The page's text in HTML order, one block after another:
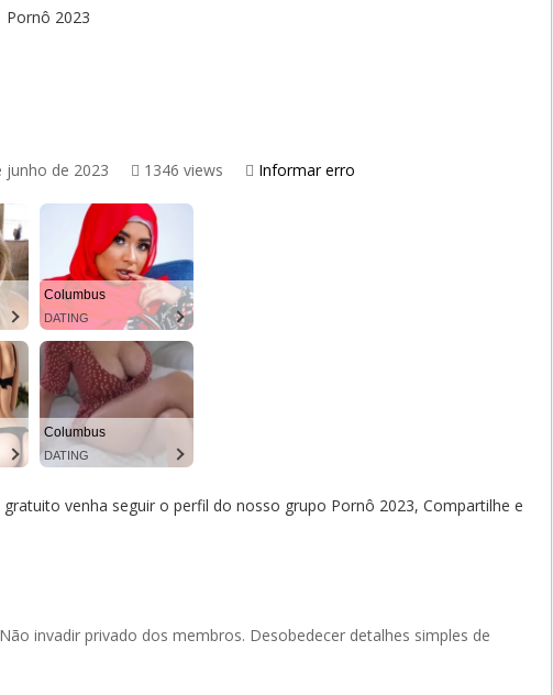
junho de 2023 1346 views Informar erro
Columbus
DATING
Columbus
DATING
venha seguir o perfil do nosso grupo Pornô 2023, Compartilhe e
invadir privado dos membros. Desobedecer detalhes simples de